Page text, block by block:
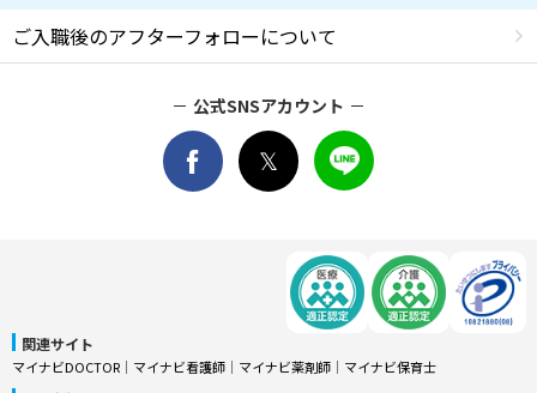
ご入職後のアフターフォローについて
公式SNSアカウント
関連サイト
マイナビDOCTOR │ マイナビ看護師 │ マイナビ薬剤師 │ マイナビ保育士